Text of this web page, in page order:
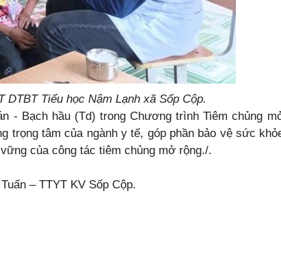
DTBT Tiểu học Nậm Lạnh xã Sốp Cộp.
hầu (Td) trong Chương trình Tiêm chủng
trọng tâm của ngành y tế, góp phần bảo vệ sức
của công tác tiêm chủng mở rộng./.
KV Sốp Cộp.